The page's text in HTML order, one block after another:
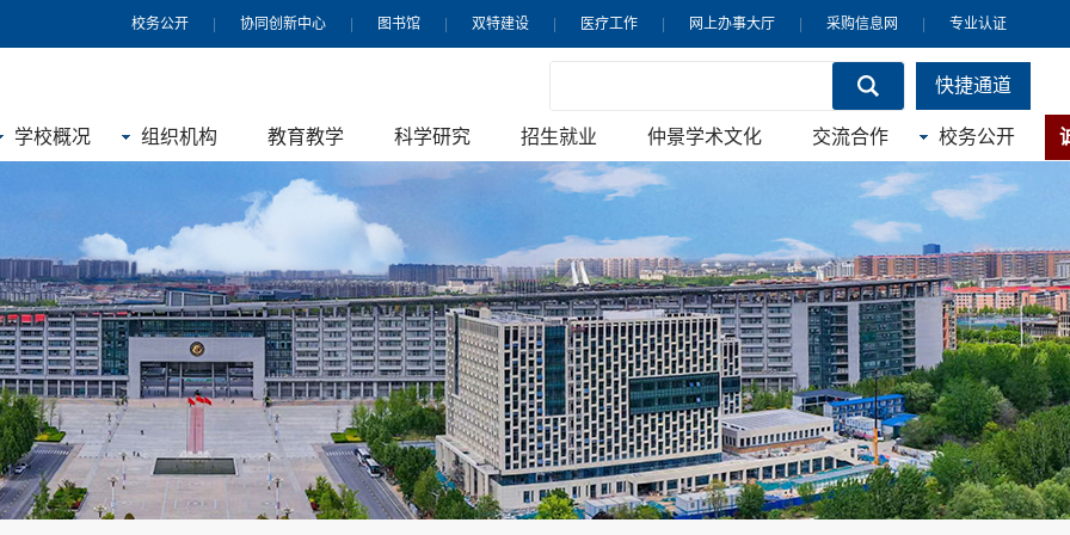
专业认证
采购信息网
网上办事大厅
医疗工作
双特建设
图书馆
协同创新中心
校务公开
快捷通道
学校概况 组织机构 教育教学 科学研究 招生就业 仲景学术文化 交流合作 校务公开